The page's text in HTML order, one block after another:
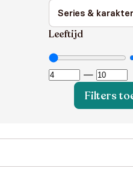
Leeftijd
—
Filters